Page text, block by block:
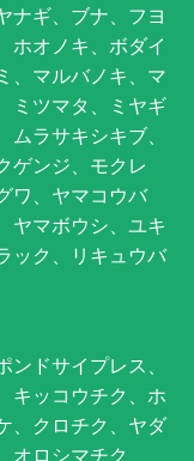
ナギ、ブナ、フヨ
ホオノキ、ボダイ
、マルバノキ、マ
ミツマタ、ミヤギ
ラサキシキブ、
ゲンジ、モクレ
ワ、ヤマコウバ
ヤマボウシ、ユキ
ック、リキュウバ
ドサイプレス、
キッコウチク、ホ
、クロチク、ヤダ
オロシマチク